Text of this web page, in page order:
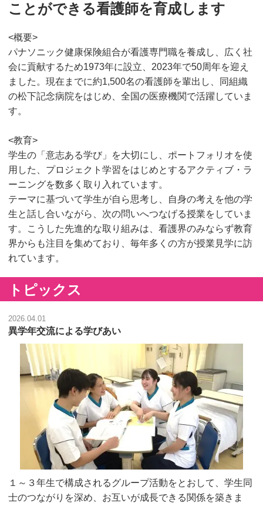
ことができる看護師を育成します
<概要>
パナソニック健康保険組合が看護専門職を養成し、広く社
会に貢献するため1973年に設立、2023年で50周年を迎え
ました。現在までに約1,500名の看護師を輩出し、同組織
の松下記念病院をはじめ、全国の医療機関で活躍していま
す。
<教育>
学生の「意志ある学び」を大切にし、ポートフォリオを使
用した、プロジェクト学習をはじめとするアクティブ・ラ
ーニングを数多く取り入れています。
テーマに基づいて学生が自ら思考し、自身の考えを他の学
生と話し合いながら、次の問いへつなげる授業をしていま
す。こうした先進的な取り組みは、看護界のみならず教育
界からも注目を集めており、毎年多くの方が授業見学に訪
れています。
トピックス
2026.04.01
異学年交流による学びあい
１～３年生で構成されるグループ活動をとおして、学生同
士のつながりを深め、お互いが成長できる関係を築きま